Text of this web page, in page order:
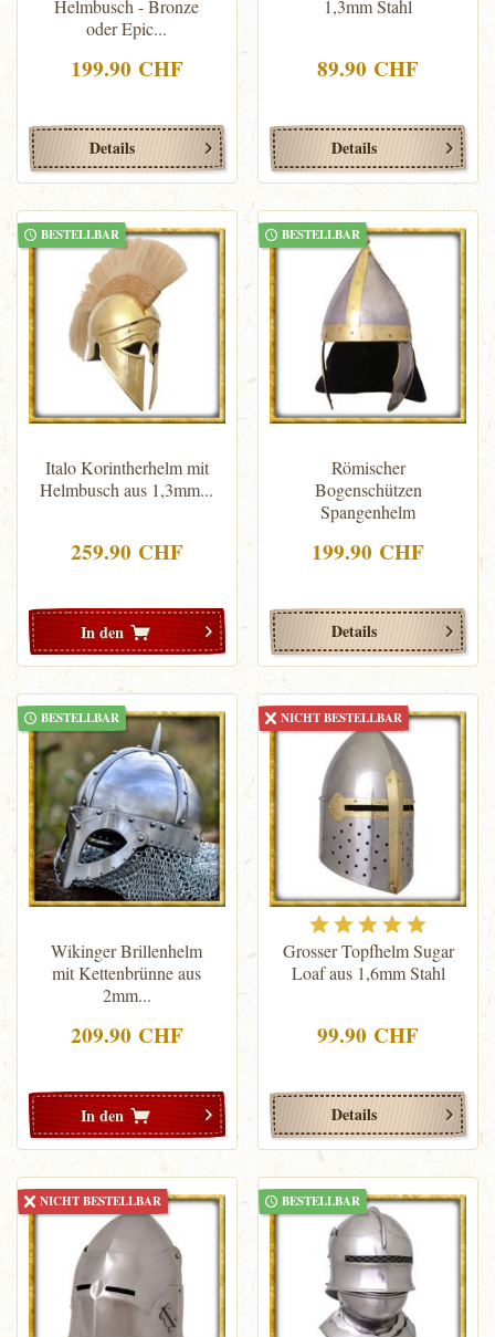
Helmbusch - Bronze
oder Epic...
199.90 CHF
Details
1,3mm Stahl
89.90 CHF
Details
BESTELLBAR
Italo Korintherhelm mit
Helmbusch aus 1,3mm...
259.90 CHF
In den
BESTELLBAR
Römischer
Bogenschützen
Spangenhelm
199.90 CHF
Details
BESTELLBAR
Wikinger Brillenhelm
mit Kettenbrünne aus
2mm...
209.90 CHF
In den
NICHT BESTELLBAR
Grosser Topfhelm Sugar
Loaf aus 1,6mm Stahl
99.90 CHF
Details
NICHT BESTELLBAR BESTELLBAR